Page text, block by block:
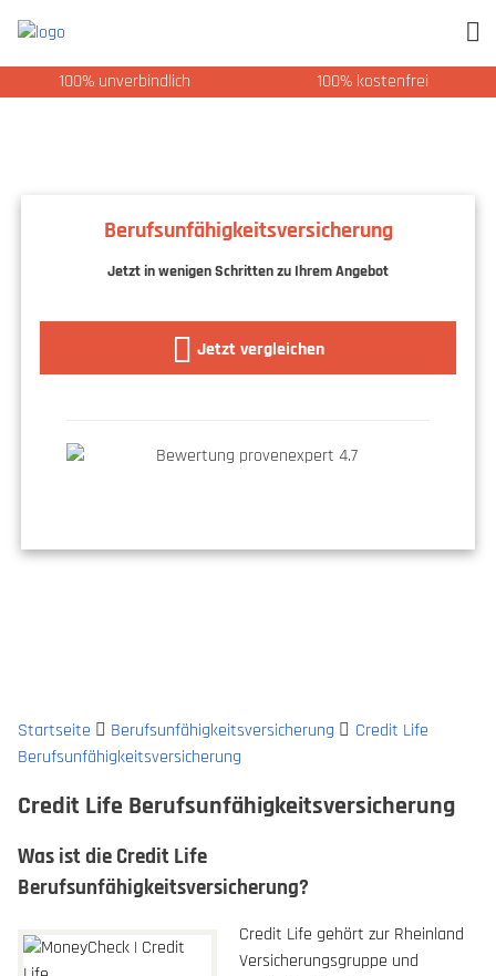
100% unverbindlich 100% kostenfrei
Berufsunfähigkeitsversicherung
Jetzt in wenigen Schritten zu Ihrem Angebot
Jetzt vergleichen
Startseite Berufsunfähigkeitsversicherung
Credit Life
Berufsunfähigkeitsversicherung
Credit Life Berufsunfähigkeitsversicherung
Was ist die Credit Life
Berufsunfähigkeitsversicherung?
Credit Life gehört zur Rheinland
Versicherungsgruppe und